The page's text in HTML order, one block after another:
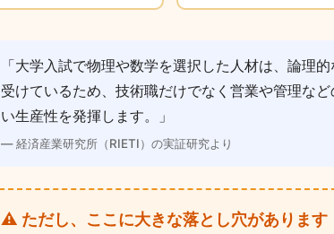
「大学入試で物理や数学を選択した人材は、論理
受けているため、技術職だけでなく営業や管理な
い生産性を発揮します。」
— 経済産業研究所（RIETI）の実証研究より
⚠️ ただし、ここに大きな落とし穴があります